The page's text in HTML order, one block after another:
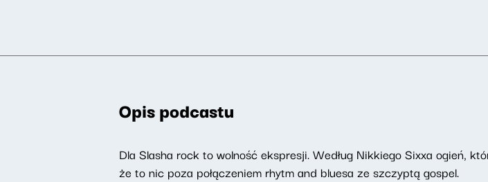
Opis podcastu
Dla Slasha rock to wolność ekspresji. Według Nikkiego Sixxa ogień,
że to nic poza połączeniem rhytm and bluesa ze szczyptą gospel.